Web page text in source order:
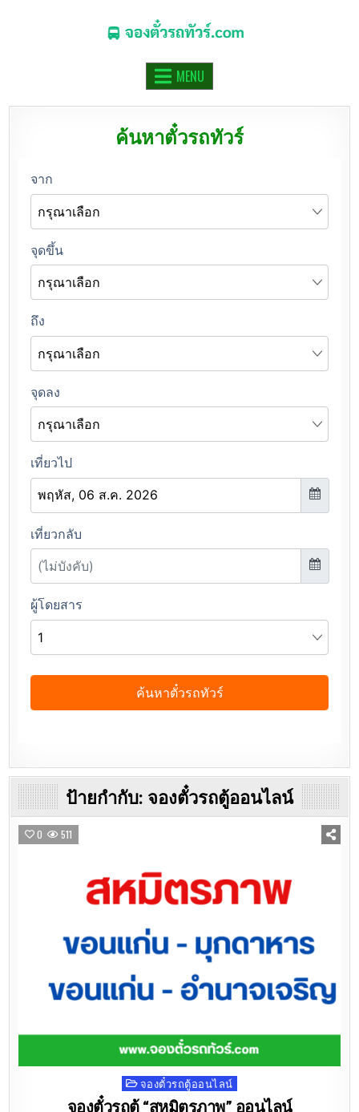
จองตั๋วรถทัวร์.COM
MENU
ค้นหาตั๋วรถทัวร์
ป้ายกำกับ: จองตั๋วรถตู้ออนไลน์
0 511
Posted
in
จองตั๋วรถตู้ออนไลน์
จองตั๋วรถตู้ “สหมิตรภาพ” ออนไลน์